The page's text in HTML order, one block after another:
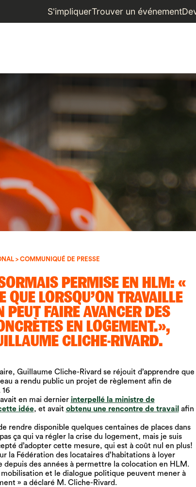
S'impliquerTrouver un événement
> COMMUNIQUÉ DE PRESSE
PERMISE EN HLM: «
QUE LORSQU’ON TRAVAILLE
PEUT FAIRE AVANCER DES
EN LOGEMENT.»,
CLICHE-RIVARD.
Guillaume Cliche-Rivard se réjouit d’apprendre que
a rendu public un projet de règlement afin de
en mai dernier interpellé la ministre de
idée, et avait obtenu une rencontre de travail afin
rendre disponible quelques centaines de places dans
ça qui va régler la crise du logement, mais je suis
d’adopter cette mesure, qui est à coût nul en plus!
la Fédération des locataires d’habitations à loyer
des années à permettre la colocation en HLM.
et le dialogue politique peuvent mener à
» a déclaré M. Cliche-Rivard.